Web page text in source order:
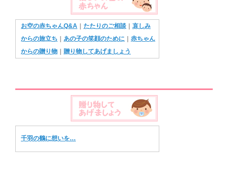
お空の赤ちゃんQ&A ｜ たたりのご相談 ｜ 哀しみ
からの旅立ち ｜ あの子の笑顔のために ｜ 赤ちゃん
からの贈り物 ｜ 贈り物してあげましょう
千羽の鶴に想いを…